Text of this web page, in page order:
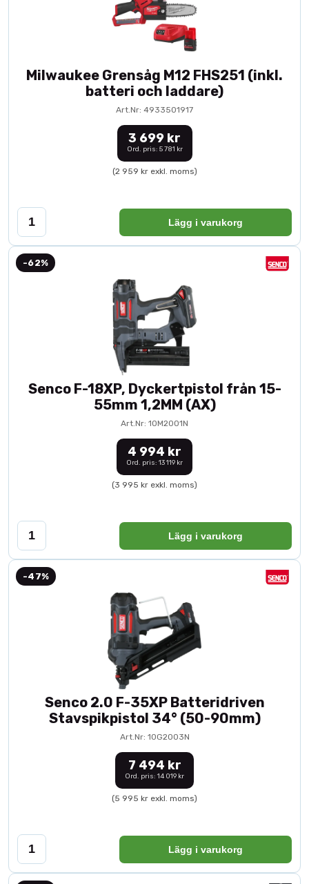
Milwaukee Grensåg M12 FHS251 (inkl.
batteri och laddare)
Art.Nr: 4933501917
3 699 kr
Ord. pris: 5 781 kr
(2 959 kr exkl. moms)
Lägg i varukorg
-62%
Senco F-18XP, Dyckertpistol från 15-
55mm 1,2MM (AX)
Art.Nr: 10M2001N
4 994 kr
Ord. pris: 13 119 kr
(3 995 kr exkl. moms)
Lägg i varukorg
-47%
Senco 2.0 F-35XP Batteridriven
Stavspikpistol 34° (50-90mm)
Art.Nr: 10G2003N
7 494 kr
Ord. pris: 14 019 kr
(5 995 kr exkl. moms)
Lägg i varukorg